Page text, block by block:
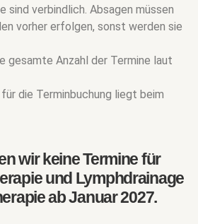
sind verbindlich. Absagen müssen
vorher erfolgen, sonst werden sie
gesamte Anzahl der Termine laut
die Terminbuchung liegt beim
wir keine Termine für
und Lymphdrainage
ab Januar 2027.